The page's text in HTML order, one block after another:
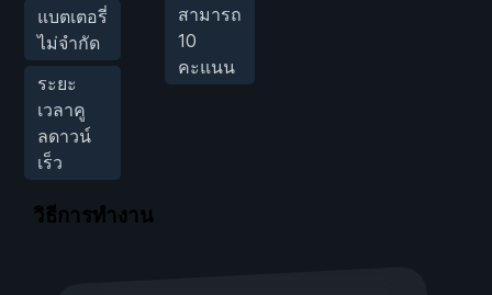
แบตเตอรี่
ไม่จำกัด
ระยะ
เวลาคู
ลดาวน์
เร็ว
สามารถ
10
คะแนน
วิธีการทำงาน